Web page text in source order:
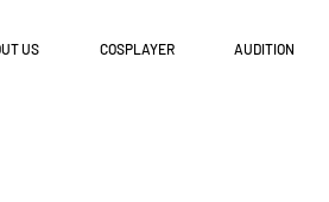
US COSPLAYER AUDITION